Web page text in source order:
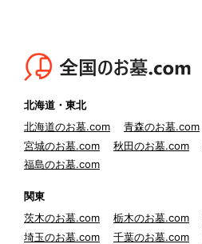
北海道・東北
北海道のお墓.com
青森のお墓.com
宮城のお墓.com
秋田のお墓.com
福島のお墓.com
関東
茨木のお墓.com
栃木のお墓.com
埼玉のお墓.com
千葉のお墓.com